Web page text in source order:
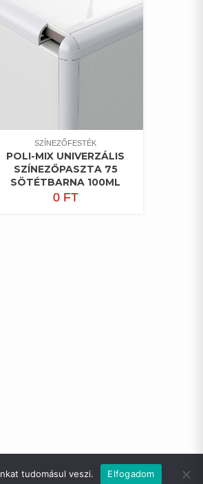
SZÍNEZŐFESTÉK
POLI-MIX UNIVERZÁLIS
SZÍNEZŐPASZTA 75
SÖTÉTBARNA 100ML
0 FT
tudomásul veszi. Elfogadom